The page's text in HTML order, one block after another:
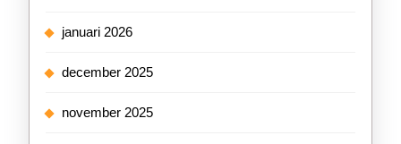
januari 2026
december 2025
november 2025